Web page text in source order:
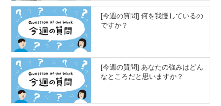
[今週の質問] 何を我慢しているの
ですか？
[今週の質問] あなたの強みはどん
なところだと思いますか？